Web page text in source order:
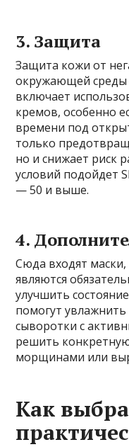
3. Защита
Защита кожи от
окружающей среды
включает
кремов, особенно
времени под
только
но и снижает риск
условий подойдет
— 50 и выше.
4.
Сюда входят
являются
улучшить
помогут
сыворотки с
решить
морщинами или
Как